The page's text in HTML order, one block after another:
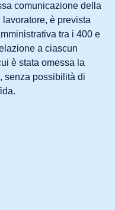
comunicazione della
è prevista
tra i 400 e
a ciascun
è stata omessa la
senza possibilità di